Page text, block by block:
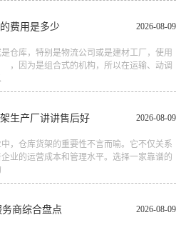
2026-08-09
费用是多少
库，特别是物流公司或是建材工厂，使用
因为是组合式的机构，所以在运输、动调
2026-08-09
生产厂讲讲售后好
仓库货架的重要性不言而喻。它不仅关系
业的运营成本和管理水平。选择一家靠谱的
2026-08-09
务商综合盘点